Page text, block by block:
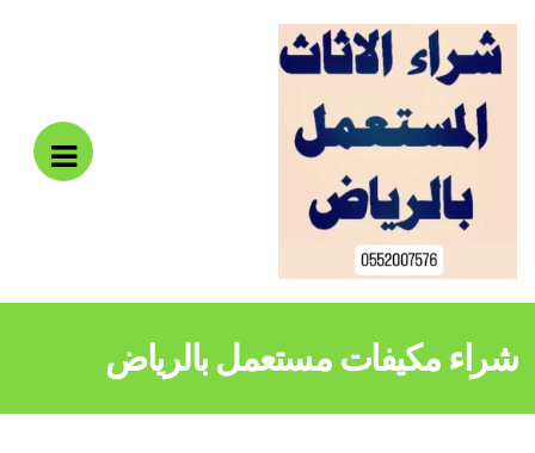
شراء مكيفات مستعمل بالرياض